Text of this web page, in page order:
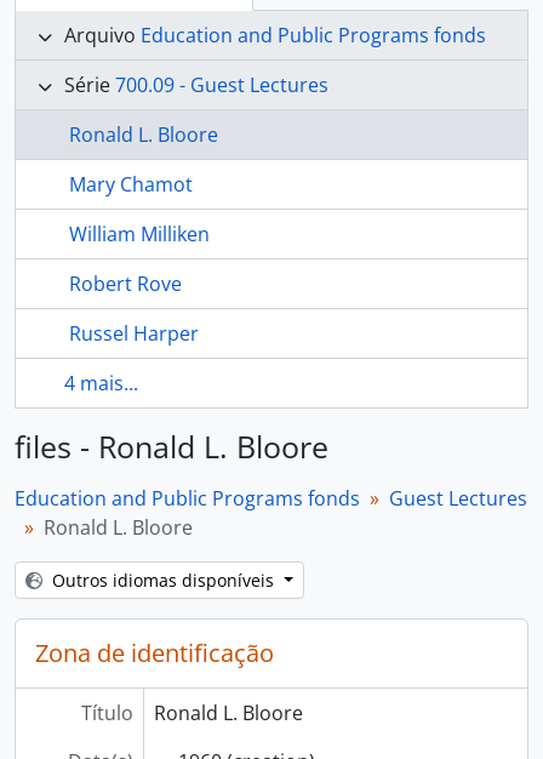
Arquivo Education and Public Programs fonds
Série700.09 - Guest Lectures
Ronald L. Bloore
Mary Chamot
William Milliken
Robert Rove
Russel Harper
4 mais...
files - Ronald L. Bloore
Education and Public Programs fonds
Guest Lectures
Ronald L. Bloore
Outros idiomas disponíveis
Zona de identificação
Título
Ronald L. Bloore